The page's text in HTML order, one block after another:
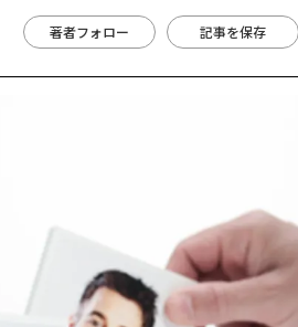
著者フォロー 記事を保存